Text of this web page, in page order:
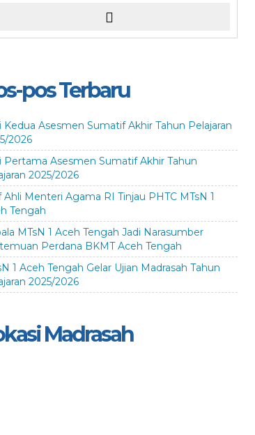
pos Terbaru
Kedua Asesmen Sumatif Akhir Tahun Pelajaran
2026
Pertama Asesmen Sumatif Akhir Tahun
2025/2026
Ahli Menteri Agama RI Tinjau PHTC MTsN 1
Tengah
MTsN 1 Aceh Tengah Jadi Narasumber
Perdana BKMT Aceh Tengah
1 Aceh Tengah Gelar Ujian Madrasah Tahun
2025/2026
Madrasah